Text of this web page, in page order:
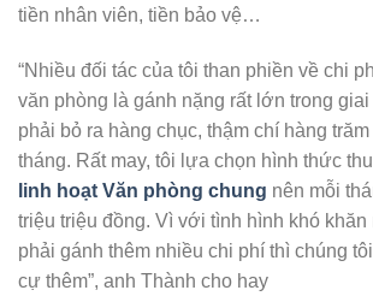
tiền nhân viên, tiền bảo vệ…
“Nhiều đối tác của tôi than phiền về chi
văn phòng là gánh nặng rất lớn trong
phải bỏ ra hàng chục, thậm chí hàng
tháng. Rất may, tôi lựa chọn hình thức
linh hoạt Văn phòng chung nên mỗi
triệu triệu đồng. Vì với tình hình khó
phải gánh thêm nhiều chi phí thì chúng
cự thêm”, anh Thành cho hay